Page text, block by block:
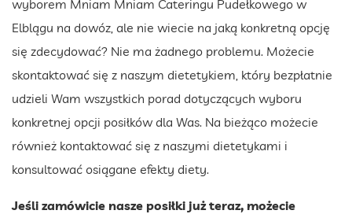
wyborem Mniam Mniam Cateringu Pudełkowego w
Elblągu na dowóz, ale nie wiecie na jaką konkretną opcję
się zdecydować? Nie ma żadnego problemu. Możecie
skontaktować się z naszym dietetykiem, który bezpłatnie
udzieli Wam wszystkich porad dotyczących wyboru
konkretnej opcji posiłków dla Was. Na bieżąco możecie
również kontaktować się z naszymi dietetykami i
konsultować osiągane efekty diety.
Jeśli zamówicie nasze posiłki już teraz, możecie